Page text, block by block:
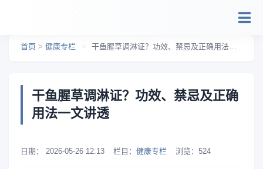
首页 > 健康专栏 > 干鱼腥草调淋证？功效、禁忌及正确用法一文讲透
干鱼腥草调淋证？功效、禁忌及正确
用法一文讲透
日期： 2026-05-26 12:13 栏目： 健康专栏 浏览： 524